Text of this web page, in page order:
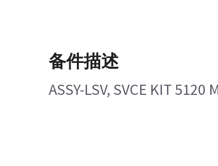
备件描述
ASSY-LSV, SVCE KIT 5120